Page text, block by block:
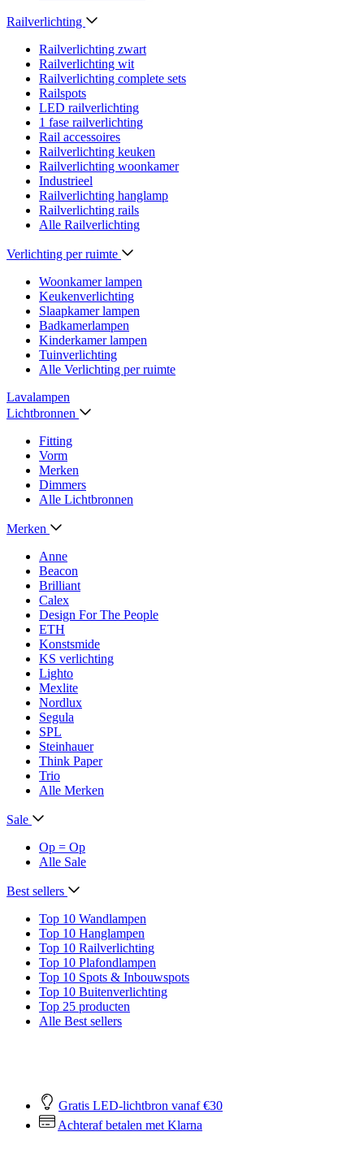
Railverlichting
Railverlichting zwart
Railverlichting wit
Railverlichting complete sets
Railspots
LED railverlichting
1 fase railverlichting
Rail accessoires
Railverlichting keuken
Railverlichting woonkamer
Industrieel
Railverlichting hanglamp
Railverlichting rails
Alle Railverlichting
Verlichting per ruimte
Woonkamer lampen
Keukenverlichting
Slaapkamer lampen
Badkamerlampen
Kinderkamer lampen
Tuinverlichting
Alle Verlichting per ruimte
Lavalampen
Lichtbronnen
Fitting
Vorm
Merken
Dimmers
Alle Lichtbronnen
Merken
Anne
Beacon
Brilliant
Calex
Design For The People
ETH
Konstsmide
KS verlichting
Lighto
Mexlite
Nordlux
Segula
SPL
Steinhauer
Think Paper
Trio
Alle Merken
Sale
Op = Op
Alle Sale
Best sellers
Top 10 Wandlampen
Top 10 Hanglampen
Top 10 Railverlichting
Top 10 Plafondlampen
Top 10 Spots & Inbouwspots
Top 10 Buitenverlichting
Top 25 producten
Alle Best sellers
Gratis LED-lichtbron vanaf €30
Achteraf betalen met Klarna